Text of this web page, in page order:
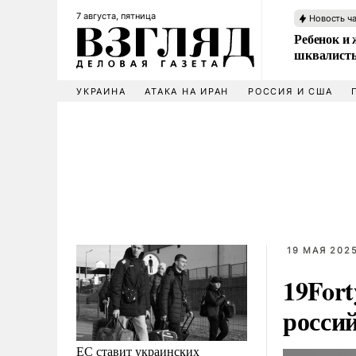
7 августа, пятница Новость
Ребенок и
УКРАИНА АТАКА НА ИРАН РОССИЯ И США
ЕС ставит украинских
19 МАЯ